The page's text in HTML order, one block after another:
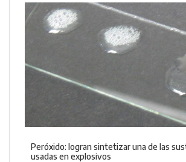
Peróxido: logran sintetizar una de las
usadas en explosivos